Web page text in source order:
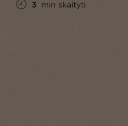
3 min skaityti